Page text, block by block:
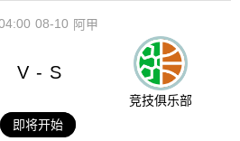
08-10 阿甲
V - S
竞技俱乐部
即将开始